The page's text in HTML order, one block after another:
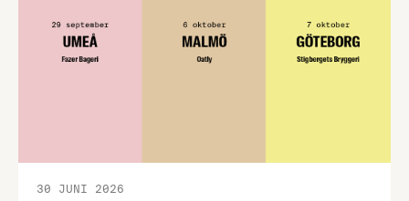
30 JUNI 2026